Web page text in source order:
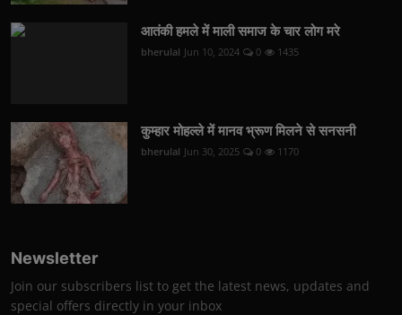
आतंकी हमले में माली समाज के चार लोग मरे
bherulal Jun 10, 2024 0 1435
कुम्हार मोहल्ले में मानव भ्रूण मिलने से सनसनी
bherulal Jun 30, 2025 0 1170
Newsletter
Join our subscribers list to get the latest news, updates and
special offers directly in your inbox